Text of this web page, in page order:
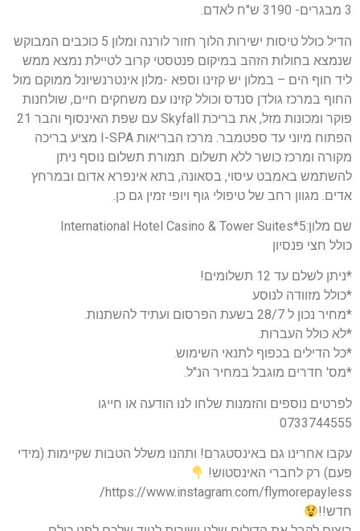
3 מבגרים- 3190 ש"ח לאדם.
הדיל כולל טיסות ישירות הלוך חזור לורנה ומלון 5 כוכבים המבוקש
שנמצא בחולות הזהב במיקום פנטסטי קרוב לטיילת נמצא ממש
ליד חוף הים – במלון יש קזינו וספא -מלון אינטרנשיונל ממוקם מול
החוף במרכז גולדן סנדס וכולל קזינו עם משחקים חיים, שולחנות
פוקר ומכונות מזל, את בריכת Skyfall עם שפת האינסוף והבר 21
הפתוח מיוני עד ספטמבר. מרכז הבריאות I-SPA מציע ​​בריכה
מקורה ומרכז כושר ללא תשלום. תמורת תשלום נוסף ניתן
להשתמש באמבט עיסוי, בסאונה, בתא אינפרא אדום ובמרחץ
אדים. מגוון רחב של טיפולי גוף ויופי זמין גם כן.
שם מלון:5*International Hotel Casino & Tower Suites
כולל חצי פנסיון
*ניתן לשלם עד 12 תשלומים!
*כולל מזוודה לנוסע
*מחיר נכון ל 28/7 בשעת הפרסום ועתיד להשתנות.
*לא כולל העברות.
*כל הדילים בכפוף לתנאי השימוש.
*מס' חדרים מוגבל במחיר הנ"ל.
לפרטים נוספים והזמנות שלחו לנו הודעה או חייגו
0733744555
עקבו אחרינו גם באינסטגרם! ותהנו משלל הטבות שקיימות (מידי
פעם) רק לחברי האינסטוש!
https://www.instagram.com/flymorepayless/
חדש!!